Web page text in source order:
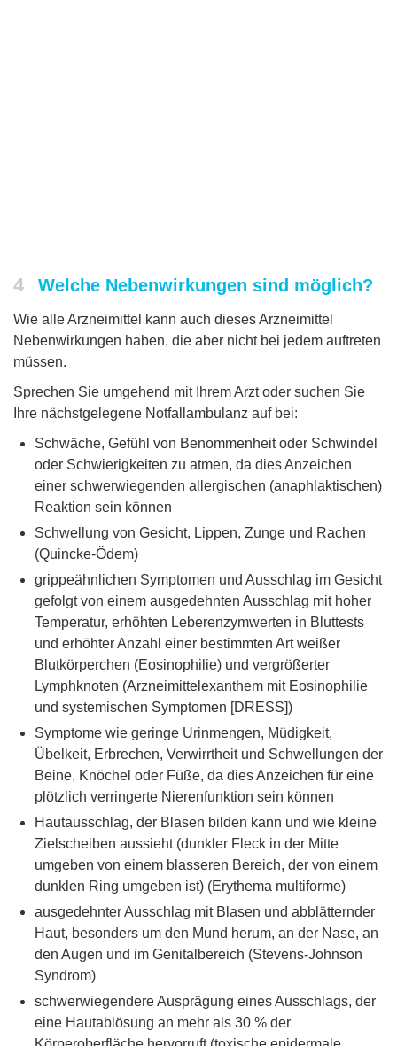
4 Welche Nebenwirkungen sind möglich?
Wie alle Arzneimittel kann auch dieses Arzneimittel
Nebenwirkungen haben, die aber nicht bei jedem auftreten
müssen.
Sprechen Sie umgehend mit Ihrem Arzt oder suchen Sie
Ihre nächstgelegene Notfallambulanz auf bei:
Schwäche, Gefühl von Benommenheit oder Schwindel
oder Schwierigkeiten zu atmen, da dies Anzeichen
einer schwerwiegenden allergischen (anaphlaktischen)
Reaktion sein können
Schwellung von Gesicht, Lippen, Zunge und Rachen
(Quincke-Ödem)
grippeähnlichen Symptomen und Ausschlag im Gesicht
gefolgt von einem ausgedehnten Ausschlag mit hoher
Temperatur, erhöhten Leberenzymwerten in Bluttests
und erhöhter Anzahl einer bestimmten Art weißer
Blutkörperchen (Eosinophilie) und vergrößerter
Lymphknoten (Arzneimittelexanthem mit Eosinophilie
und systemischen Symptomen [DRESS])
Symptome wie geringe Urinmengen, Müdigkeit,
Übelkeit, Erbrechen, Verwirrtheit und Schwellungen der
Beine, Knöchel oder Füße, da dies Anzeichen für eine
plötzlich verringerte Nierenfunktion sein können
Hautausschlag, der Blasen bilden kann und wie kleine
Zielscheiben aussieht (dunkler Fleck in der Mitte
umgeben von einem blasseren Bereich, der von einem
dunklen Ring umgeben ist) (Erythema multiforme)
ausgedehnter Ausschlag mit Blasen und abblätternder
Haut, besonders um den Mund herum, an der Nase, an
den Augen und im Genitalbereich (Stevens-Johnson
Syndrom)
schwerwiegendere Ausprägung eines Ausschlags, der
eine Hautablösung an mehr als 30 % der